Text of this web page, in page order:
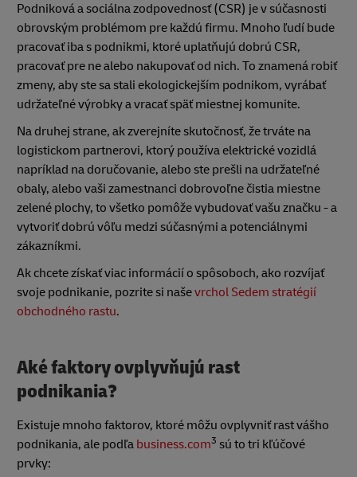
Podniková a sociálna zodpovednosť (CSR) je v súčasnosti
obrovským problémom pre každú firmu. Mnoho ľudí bude
pracovať iba s podnikmi, ktoré uplatňujú dobrú CSR,
pracovať pre ne alebo nakupovať od nich. To znamená robiť
zmeny, aby ste sa stali ekologickejším podnikom, vyrábať
udržateľné výrobky a vracať späť miestnej komunite.
Na druhej strane, ak zverejníte skutočnosť, že trváte na
logistickom partnerovi, ktorý používa elektrické vozidlá
napríklad na doručovanie, alebo ste prešli na udržateľné
obaly, alebo vaši zamestnanci dobrovoľne čistia miestne
zelené plochy, to všetko pomôže vybudovať vašu značku - a
vytvoriť dobrú vôľu medzi súčasnými a potenciálnymi
zákazníkmi.
Ak chcete získať viac informácií o spôsoboch, ako rozvíjať
svoje podnikanie, pozrite si naševrchol Sedem stratégií
obchodného rastu.
Aké faktory ovplyvňujú rast
podnikania?
Existuje mnoho faktorov, ktoré môžu ovplyvniť rast vášho
podnikania, ale podľa business.com3 sú to tri kľúčové
prvky: